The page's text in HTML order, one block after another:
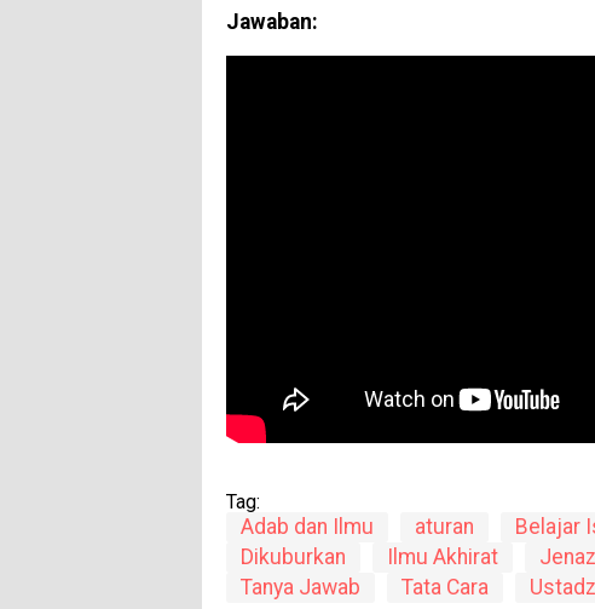
Jawaban:
Tag:
Adab dan Ilmu aturan Belajar
Dikuburkan
Ilmu Akhirat
Tanya Jawab
Tata Cara Ustadz